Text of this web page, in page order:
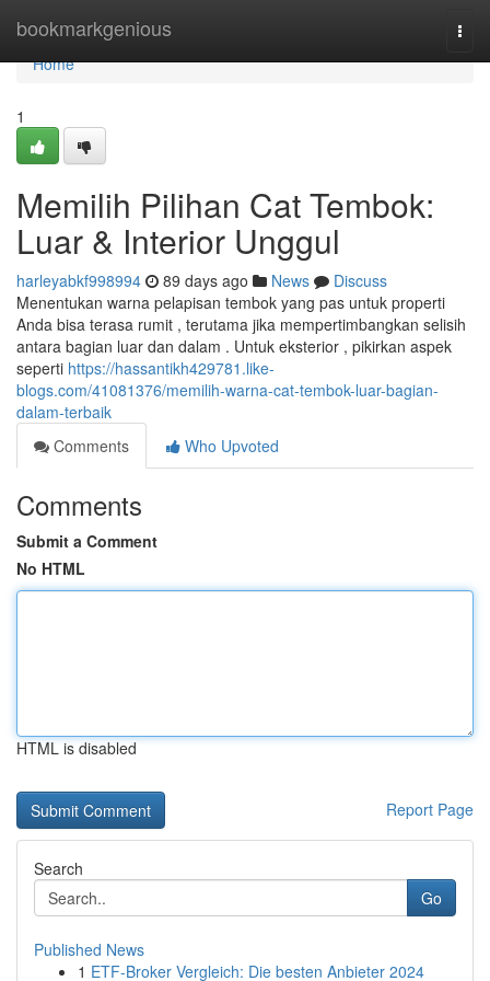
bookmarkgenious
Home
Home
1
Memilih Pilihan Cat Tembok:
Luar & Interior Unggul
harleyabkf998994 89 days ago News
Discuss
Menentukan warna pelapisan tembok yang pas untuk properti
Anda bisa terasa rumit , terutama jika mempertimbangkan selisih
antara bagian luar dan dalam . Untuk eksterior , pikirkan aspek
seperti https://hassantikh429781.like-
blogs.com/41081376/memilih-warna-cat-tembok-luar-bagian-
dalam-terbaik
Comments
Who Upvoted
Comments
Submit a Comment
No HTML
HTML is disabled
Report Page
Search
Go
Published News
1 ETF-Broker Vergleich: Die besten Anbieter 2024